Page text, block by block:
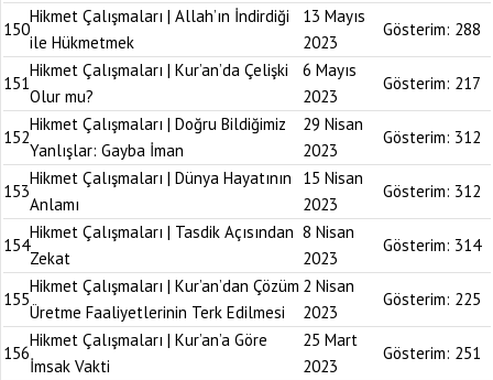
150
Hikmet Çalışmaları | Allah’ın İndirdiği
ile Hükmetmek
13 Mayıs
2023
Gösterim: 288
151
Hikmet Çalışmaları | Kur’an’da Çelişki
Olur mu?
6 Mayıs
2023
Gösterim: 217
152
Hikmet Çalışmaları | Doğru Bildiğimiz
Yanlışlar: Gayba İman
29 Nisan
2023
Gösterim: 312
153
Hikmet Çalışmaları | Dünya Hayatının
Anlamı
15 Nisan
2023
Gösterim: 312
154
Hikmet Çalışmaları | Tasdik Açısından
Zekat
8 Nisan
2023
Gösterim: 314
155
Hikmet Çalışmaları | Kur’an’dan Çözüm
Üretme Faaliyetlerinin Terk Edilmesi
2 Nisan
2023
Gösterim: 225
156
Hikmet Çalışmaları | Kur’an’a Göre
İmsak Vakti
25 Mart
2023
Gösterim: 251